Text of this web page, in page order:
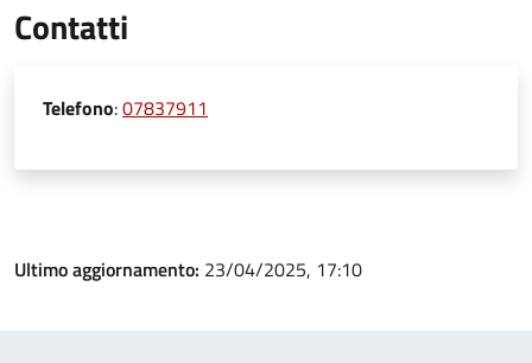
Contatti
Telefono:07837911
Ultimo aggiornamento: 23/04/2025, 17:10